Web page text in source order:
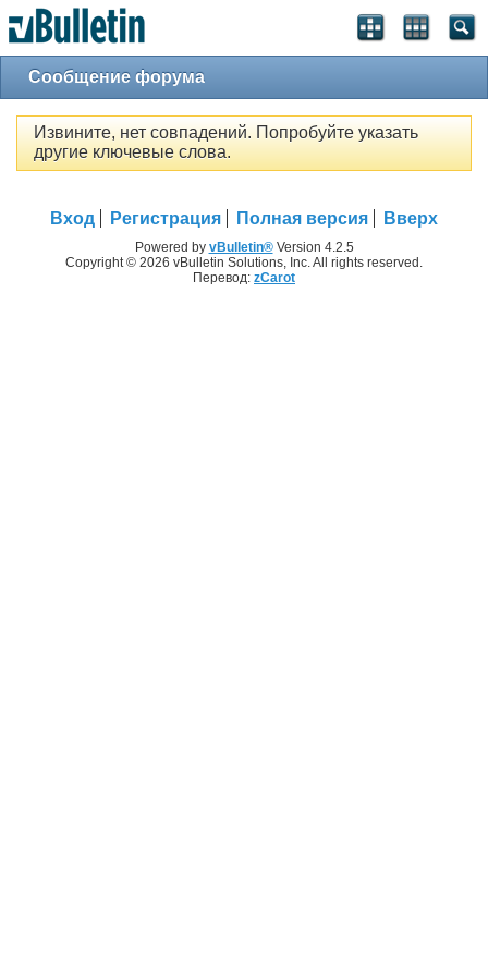
Сообщение форума
Извините, нет совпадений. Попробуйте указать
другие ключевые слова.
Вход Регистрация Полная версия Вверх
Powered by vBulletin®Version 4.2.5
Copyright © 2026 vBulletin Solutions, Inc. All rights reserved.
Перевод: zCarot